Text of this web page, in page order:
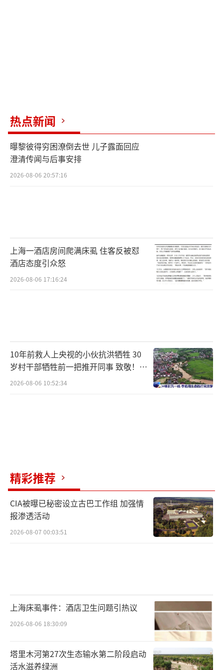
热点新闻
曝黎彼得穷困潦倒去世 儿子露面回应
澄清传闻与后事安排
2026-08-06 20:57:16
上海一酒店房间爬满床虱 住客反被怼
酒店态度引众怒
2026-08-06 17:16:24
10年前救人上央视的小伙抗洪牺牲 30
岁村干部牺牲前一把推开同事 致敬！送
别！
2026-08-06 10:52:34
精彩推荐
CIA被曝已秘密设立古巴工作组 加强情
报渗透活动
2026-08-07 00:03:51
上海床虱事件：酒店卫生问题引热议
2026-08-06 18:30:09
塔里木河第27次生态输水第二阶段启动
活水滋养绿洲